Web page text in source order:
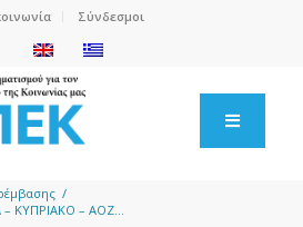
Σύνδεσμοι
/
ΚΥΠΡΙΑΚΟ – ΑΟΖ...